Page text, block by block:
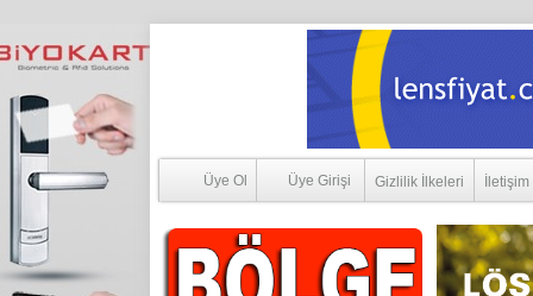
Üye Ol Üye Girişi Gizlilik İlkeleri İletişim